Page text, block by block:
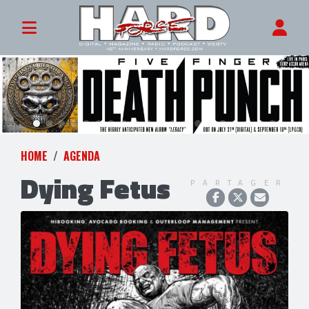
HOME AGENDA
Dying Fetus PARTAGER